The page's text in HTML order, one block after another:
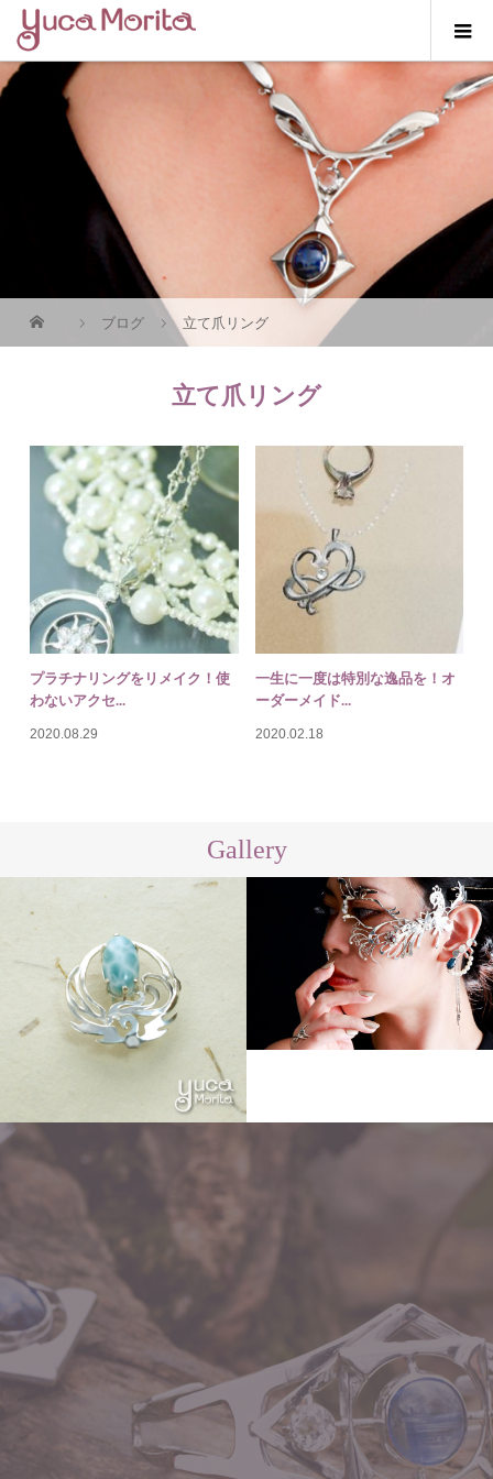
ブログ 立て爪リング
立て爪リング
プラチナリングをリメイク！使
わないアクセ...
2020.08.29
一生に一度は特別な逸品を！オ
ーダーメイド...
2020.02.18
Gallery
Other